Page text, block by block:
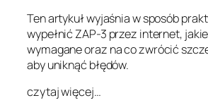
Ten artykuł wyjaśnia w sposób
wypełnić ZAP-3 przez internet,
wymagane oraz na co zwrócić
aby uniknąć błędów.
czytaj więcej…